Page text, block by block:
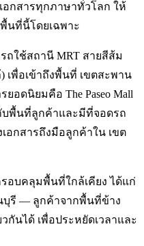
อกสารทุกภาษาทั่วโลก ให้
นที่นี้โดยเฉพาะ
ถใช้สถานี MRT สายสีส้ม
เพื่อเข้าถึงพื้นที่ เขตสะพาน
อดนิยมคือ The Paseo Mall
กับพื้นที่ลูกค้าและมีที่จอดรถ
เอกสารถึงมือลูกค้าใน เขต
อบคลุมพื้นที่ใกล้เคียง ได้แก่
นบุรี — ลูกค้าจากพื้นที่ข้าง
กันได้ เพื่อประหยัดเวลาและ